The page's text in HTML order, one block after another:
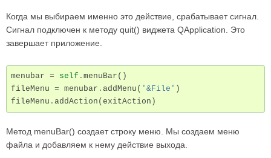
Когда мы выбираем именно это действие, срабатывает сигнал.
Сигнал подключен к методу quit() виджета QApplication. Это
завершает приложение.
menubar = self . menuBar ()
fileMenu = menubar . addMenu ( '&File' )
fileMenu . addAction ( exitAction )
Метод menuBar() создает строку меню. Мы создаем меню
файла и добавляем к нему действие выхода.